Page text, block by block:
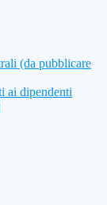
(da pubblicare
ai dipendenti